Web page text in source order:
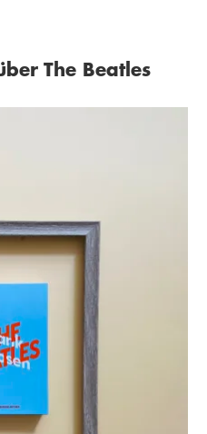
The Beatles